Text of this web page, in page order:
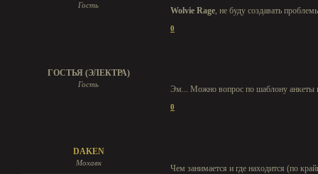
Гость
Wolvie Rage , не буду создавать
0
ГОСТЬЯ (ЭЛЕКТРА)
Гость
Эм... Можно вопрос по шаблону анкеты
0
DAKEN
Мохавк
Чем занимается и где находится (по